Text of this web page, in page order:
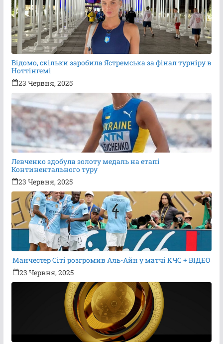
Відомо, скільки заробила Ястремська за фінал турніру в
Ноттінгемі
23 Червня, 2025
Левченко здобула золоту медаль на етапі
Континентального туру
23 Червня, 2025
Манчестер Сіті розгромив Аль-Айн у матчі КЧС + ВІДЕО
23 Червня, 2025